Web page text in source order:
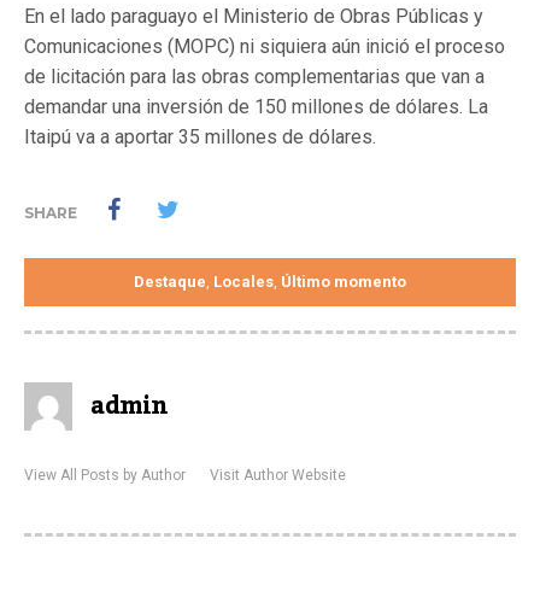
En el lado paraguayo el Ministerio de Obras Públicas y
Comunicaciones (MOPC) ni siquiera aún inició el proceso
de licitación para las obras complementarias que van a
demandar una inversión de 150 millones de dólares. La
Itaipú va a aportar 35 millones de dólares.
SHARE
Destaque, Locales, Último momento
admin
View All Posts by Author Visit Author Website